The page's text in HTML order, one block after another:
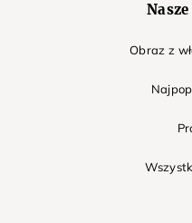
Obraz z